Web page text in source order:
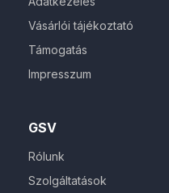
GSV
Rólunk
Szolgáltatások
Vásárlói tájékoztató
Támogatás
Impresszum